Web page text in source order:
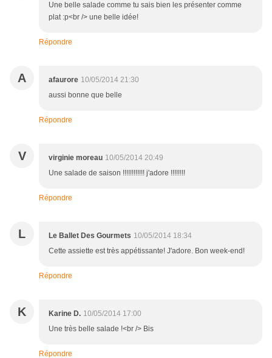
Une belle salade comme tu sais bien les présenter comme
plat :p<br /> une belle idée!
Répondre
A afaurore 10/05/2014 21:30
aussi bonne que belle
Répondre
V virginie moreau 10/05/2014 20:49
Une salade de saison !!!!!!!!!!!! j'adore !!!!!!!!
Répondre
L Le Ballet Des Gourmets 10/05/2014 18:34
Cette assiette est très appétissante! J'adore. Bon week-end!
Répondre
K Karine D. 10/05/2014 17:00
Une très belle salade !<br /> Bis
Répondre